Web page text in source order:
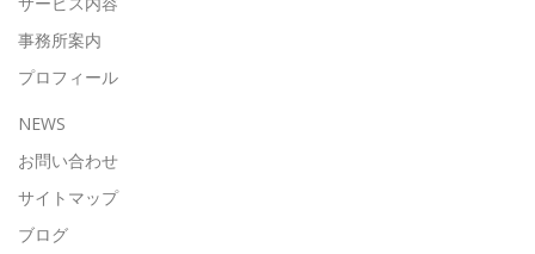
事務所案内
プロフィール
NEWS
お問い合わせ
サイトマップ
ブログ